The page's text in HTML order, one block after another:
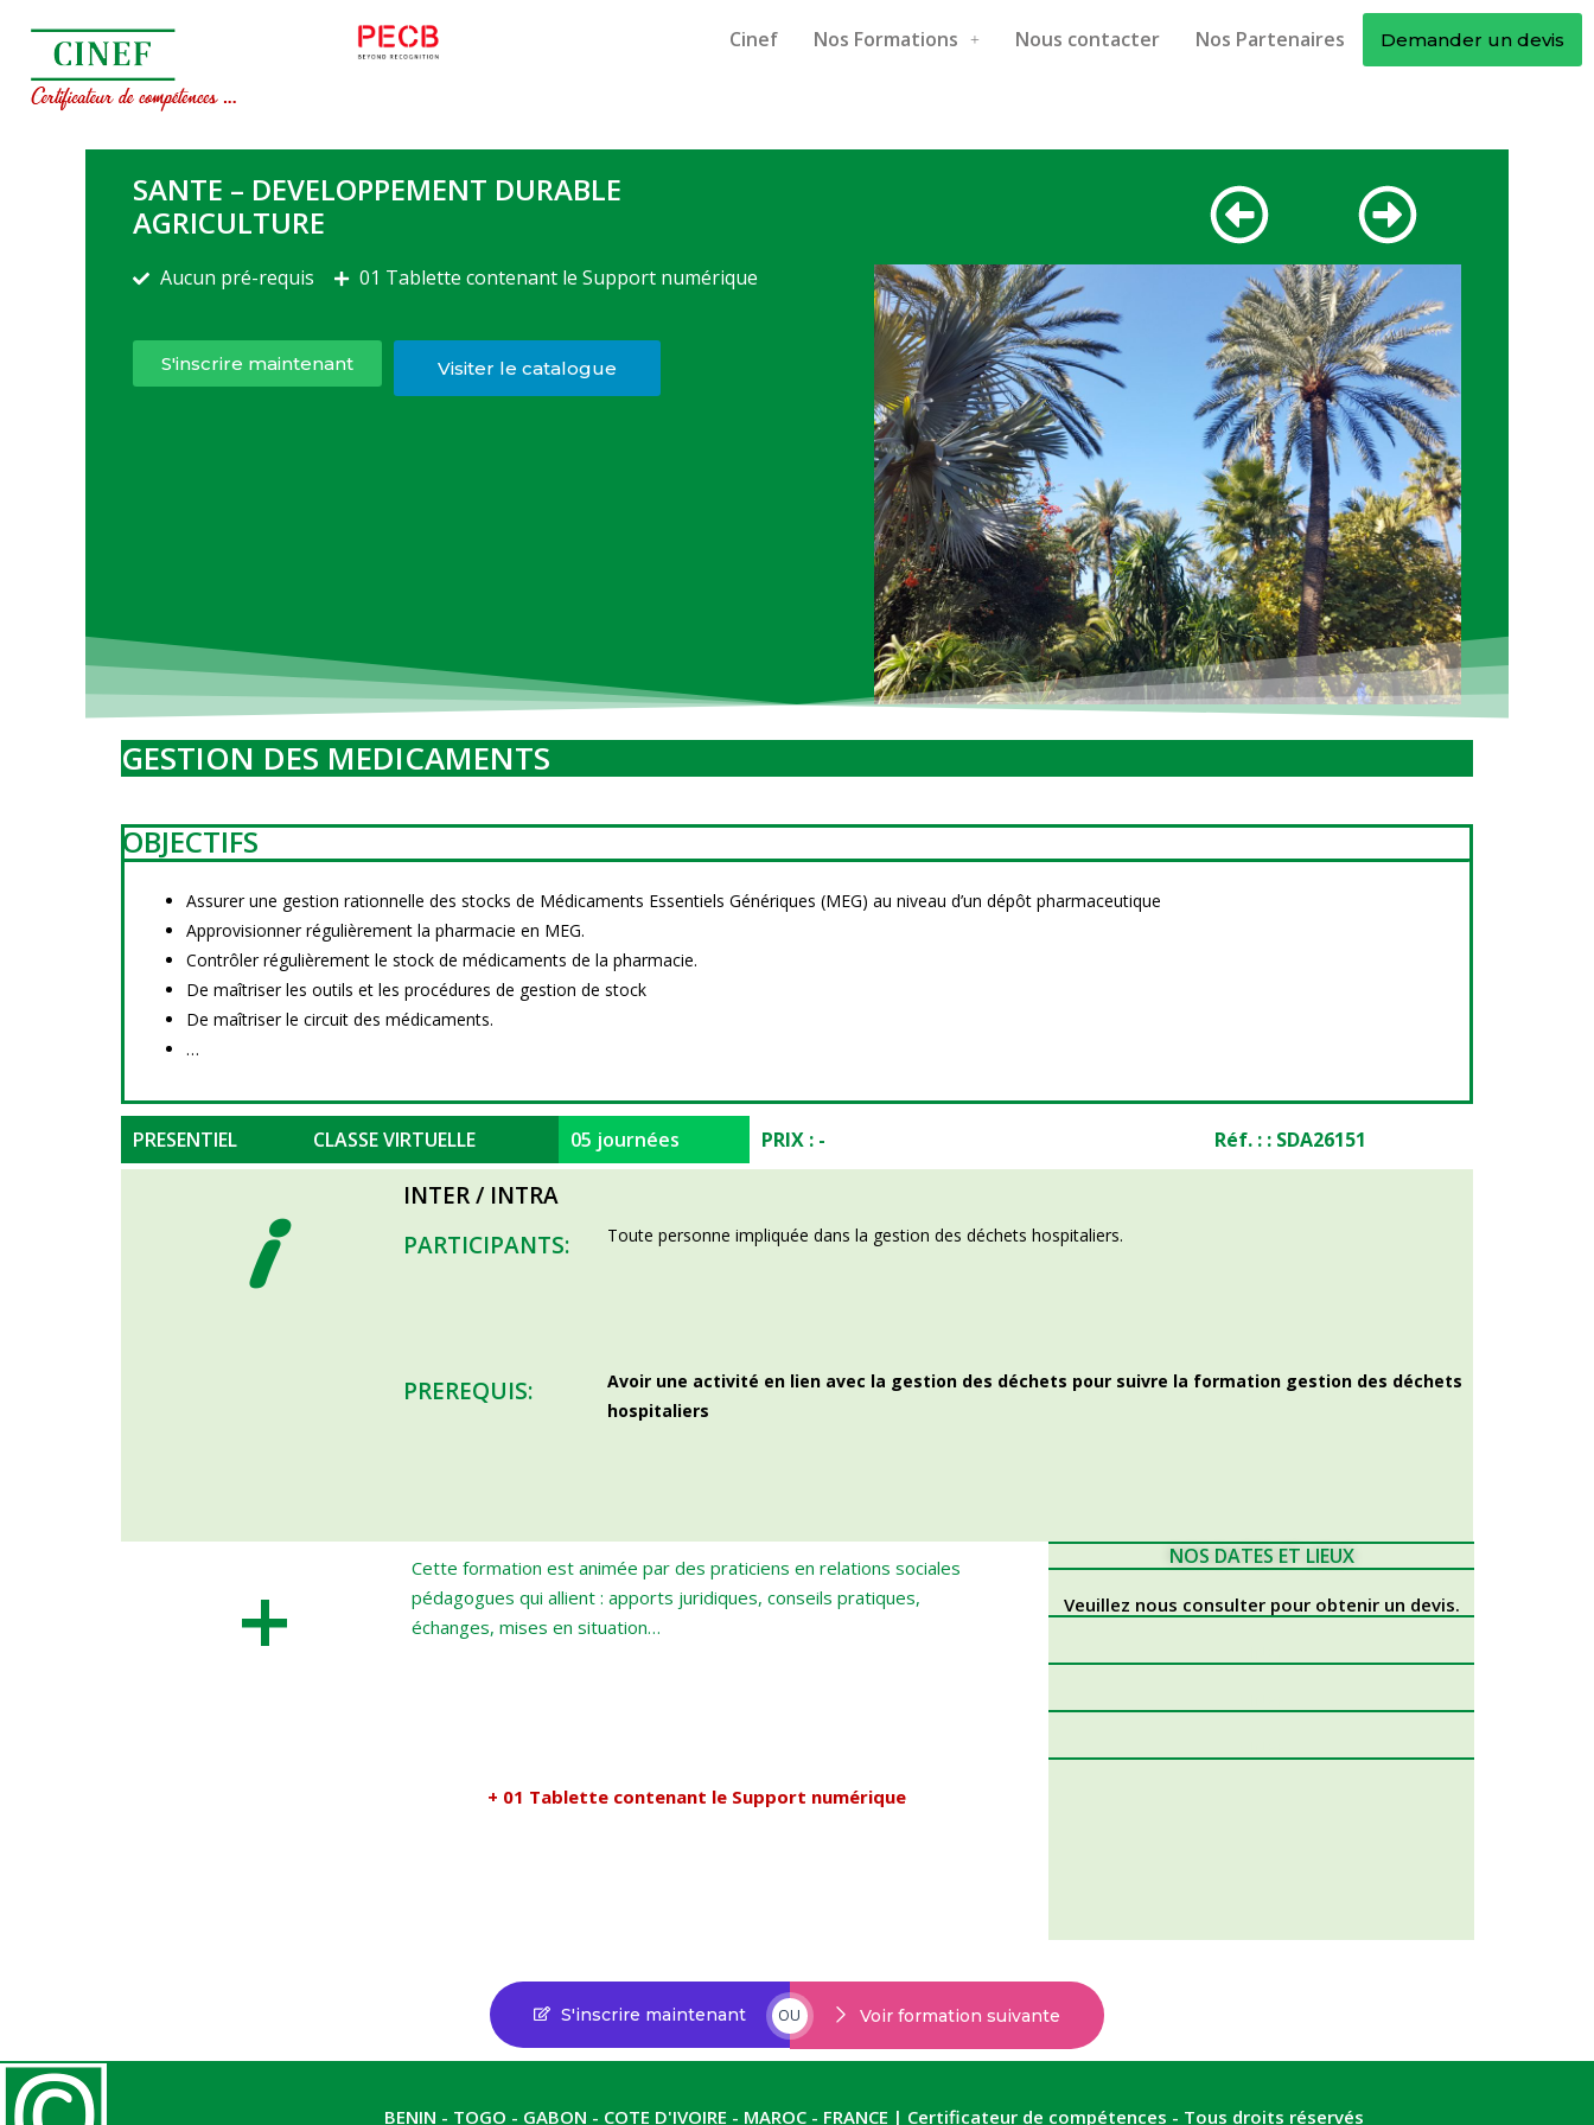
Cinef Nos Formations Nous contacter Nos Partenaires Demander un devis
SANTE – DEVELOPPEMENT DURABLE
AGRICULTURE
Aucun pré-requis 01 Tablette contenant le Support numérique
S'inscrire maintenant Visiter le catalogue
GESTION DES MEDICAMENTS
OBJECTIFS
Assurer une gestion rationnelle des stocks de Médicaments Essentiels Génériques (MEG) au niveau d’un dépôt pharmaceutique
Approvisionner régulièrement la pharmacie en MEG.
Contrôler régulièrement le stock de médicaments de la pharmacie.
De maîtriser les outils et les procédures de gestion de stock
De maîtriser le circuit des médicaments.
…
PRESENTIEL CLASSE VIRTUELLE 05 journées PRIX : - Réf. : : SDA26151
i
INTER / INTRA
PARTICIPANTS:
Toute personne impliquée dans la gestion des déchets hospitaliers.
PREREQUIS:
Avoir une activité en lien avec la gestion des déchets pour suivre la formation gestion des déchets
hospitaliers
+
Cette formation est animée par des praticiens en relations sociales
pédagogues qui allient : apports juridiques, conseils pratiques,
échanges, mises en situation…
+ 01 Tablette contenant le Support numérique
NOS DATES ET LIEUX
Veuillez nous consulter pour obtenir un devis.
S'inscrire maintenant OU Voir formation suivante
BENIN - TOGO - GABON - COTE D'IVOIRE - MAROC - FRANCE | Certificateur de compétences - Tous droits réservés